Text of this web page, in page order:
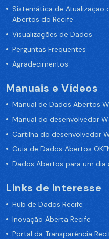
Sistemática de Atualização
Abertos do Recife
Visualizações de Dados
Perguntas Frequentes
Agradecimentos
Manuais e Vídeos
Manual de Dados Abertos
Manual do desenvolvedor
Cartilha do desenvolvedor
Guia de Dados Abertos
Dados Abertos para um dia
Links de Interesse
Hub de Dados Recife
Inovação Aberta Recife
Portal da Transparência